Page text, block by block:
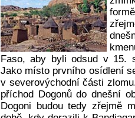
Faso, aby byli odsud v 15.
Jako místo prvního osídlení
v severovýchodní části
příchod Dogonů do dnešní
Dogoni budou tedy zřejmě